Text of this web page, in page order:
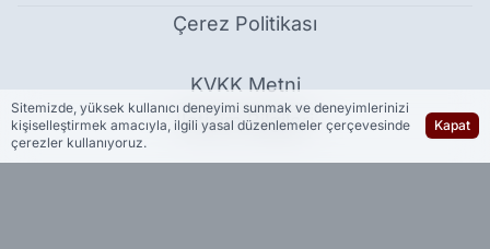
Çerez Politikası
KVKK Metni
İletişim Bilgileri
Sitemizde, yüksek kullanıcı deneyimi sunmak ve deneyimlerinizi
kişiselleştirmek amacıyla, ilgili yasal düzenlemeler çerçevesinde
çerezler kullanıyoruz.
Kapat